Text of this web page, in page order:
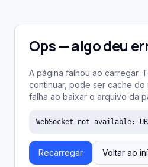
Ops — algo deu
A página falhou ao carregar.
continuar, pode ser cache do
falha ao baixar o arquivo da
WebSocket not available:
Recarregar Voltar ao